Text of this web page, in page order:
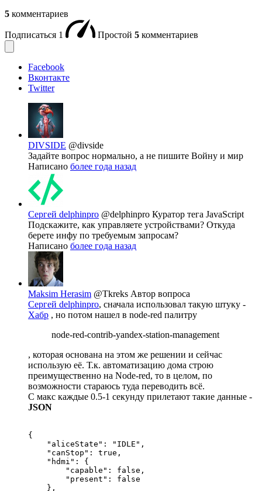
5 комментариев
Подписаться 1 Простой 5 комментариев
Facebook
Вконтакте
Twitter
DIVSIDE @divside
Задайте вопрос нормально, а не пишите Войну и мир
Написано более года назад
Сергей delphinpro @delphinpro Куратор тега JavaScript
Подскажите, как управляете устройствами? Откуда
берете инфу по требуемым запросам?
Написано более года назад
Maksim Herasim @Tkreks Автор вопроса
Сергей delphinpro, cначала использовал такую штуку -
Хабр , но потом нашел в node-red палитру
node-red-contrib-yandex-station-management
, которая основана на этом же решении и сейчас
использую её. Т.к. автоматизацию дома строю
преимущественно на Node-red, то в целом, по
возможности стараюсь туда переводить всё.
С макс каждые 0.5-1 секунду прилетают такие данные -
JSON
{
    "aliceState": "IDLE",
    "canStop": true,
    "hdmi": {
        "capable": false,
        "present": false
    },